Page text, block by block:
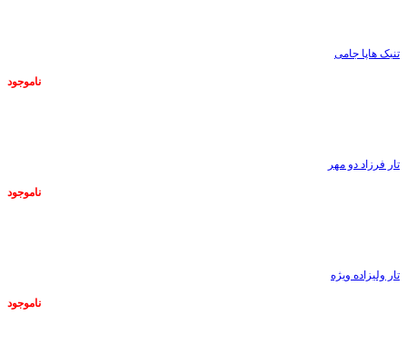
تنبک هاپا جامی
ناموجود
تار فرزاد دو مهر
ناموجود
تار ولیزاده ویژه
ناموجود